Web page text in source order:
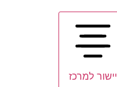
יישור למרכז